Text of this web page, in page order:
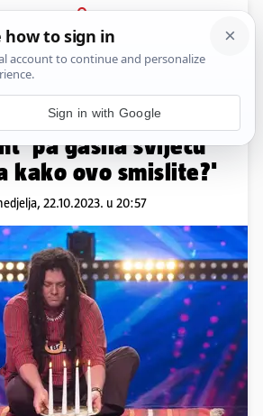
PRIJAVA
Show Komentari
more' stigla je u
pa gasila svijeću
kako ovo smislite?'
22.10.2023. u 20:57
Sign in with Google